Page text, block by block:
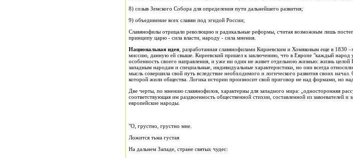
8) созыв Земского Собора для определения пути дальнейшего развития;
9) объединение всех славян под эгидой России;
Славянофилы отрицали революцию и радикальные реформы, считая возможным лишь
принципу царю - сила власти, народу - сила мнения.
Национальная идея , разработанная славянофилами Кириевским и Хомяковым еще в 1830
миссию, данную ей свыше. Киреевский пришел к заключению, что в Европе "каждый народ
особенность своего направления, и уже ни один не живет отдельною жизнью: жизнь целой
западным народам и специальные, индивидуальные характеристики, но они всегда
мысль совершила свой путь вследствие необходимого и логического развития своих
которой жили общества. Логика истории произносит свой приговор не над формами, но
Две черты, по мнению славянофилов, характерны для западного мира: „односторонняя
соответствующая им раздвоенность общественной стихии, составленной из завоевателей
европейские народы.
"О, грустно, грустно мне.
Ложится тьма густая
На дальнем Западе, стране святых чудес: